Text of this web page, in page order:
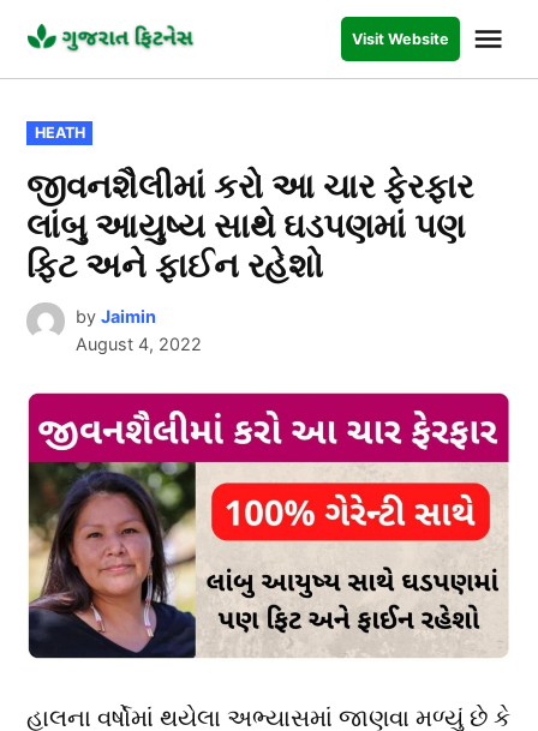
content
FITNESS
Visit Website
POSTED
IN
HEATH
જીવનશૈલીમાં કરો આ ચાર ફેરફાર
લાંબુ આયુષ્ય સાથે ઘડપણમાં પણ
ફિટ અને ફાઈન રહેશો
by Jaimin
August 4, 2022
હાલના વર્ષોમાં થયેલા અભ્યાસમાં જાણવા મળ્યું છે કે